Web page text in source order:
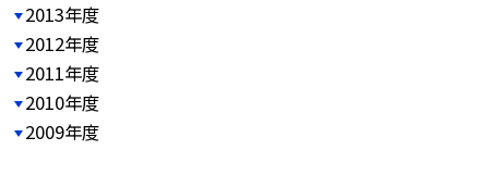
2013年度
2012年度
2011年度
2010年度
2009年度